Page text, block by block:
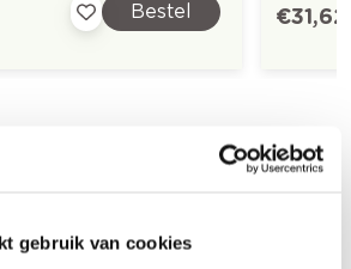
gebruik van cookies
Bestel € 31,62
Blauw
Colora-magazine